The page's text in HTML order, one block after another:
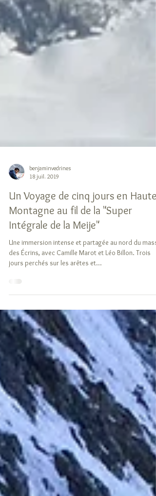
18 juil. 2019
Un Voyage de cinq jours en Haute-
Montagne au fil de la "Super
Intégrale de la Meije"
Une immersion intense et partagée au nord du
des Écrins, avec Camille Marot et Léo Billon. Trois